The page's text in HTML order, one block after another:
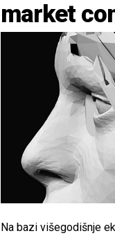
market
Na bazi višegodišnje